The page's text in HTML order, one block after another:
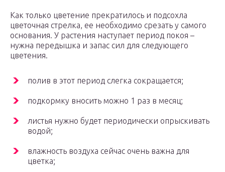
Как только цветение прекратилось и подсохла
цветочная стрелка, ее необходимо срезать у самого
основания. У растения наступает период покоя –
нужна передышка и запас сил для следующего
цветения.
полив в этот период слегка сокращается;
подкормку вносить можно 1 раз в месяц;
листья нужно будет периодически опрыскивать
водой;
влажность воздуха сейчас очень важна для
цветка;